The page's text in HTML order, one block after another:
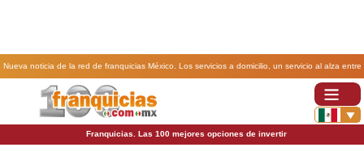
Nueva noticia de la red de franquicias México. Los servicios a domicilio, un servicio al alza entre
Franquicias. Las 100 mejores opciones de invertir